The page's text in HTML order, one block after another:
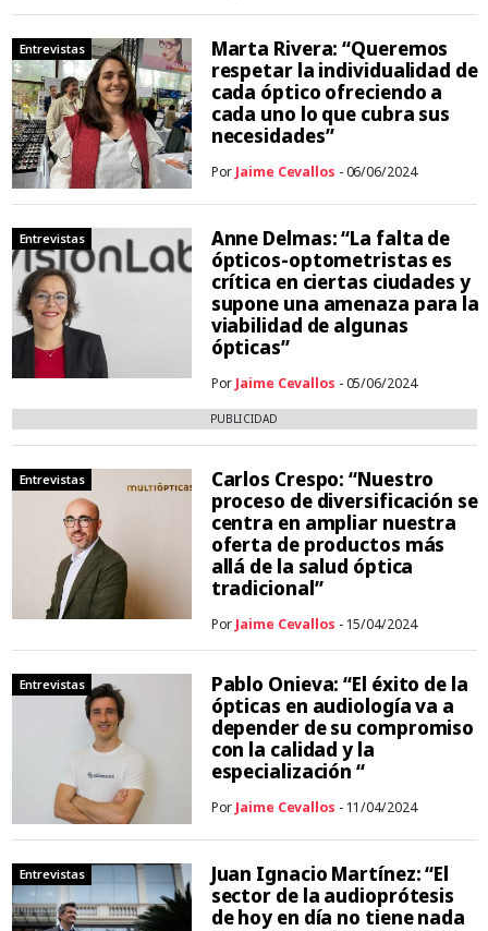
Entrevistas
Marta Rivera: “Queremos
respetar la individualidad de
cada óptico ofreciendo a
cada uno lo que cubra sus
necesidades”
Por Jaime Cevallos - 06/06/2024
Entrevistas
Anne Delmas: “La falta de
ópticos-optometristas es
crítica en ciertas ciudades y
supone una amenaza para la
viabilidad de algunas
ópticas”
PorJaime Cevallos - 05/06/2024
PUBLICIDAD
Entrevistas
Carlos Crespo: “Nuestro
proceso de diversificación se
centra en ampliar nuestra
oferta de productos más
allá de la salud óptica
tradicional”
PorJaime Cevallos - 15/04/2024
Entrevistas
Pablo Onieva: “El éxito de la
ópticas en audiología va a
depender de su compromiso
con la calidad y la
especialización “
PorJaime Cevallos - 11/04/2024
Entrevistas
Juan Ignacio Martínez: “El
sector de la audioprótesis
de hoy en día no tiene nada